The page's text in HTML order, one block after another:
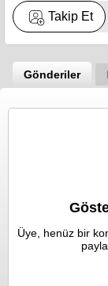
Takip Et
Gönderiler
Üye, henüz bir